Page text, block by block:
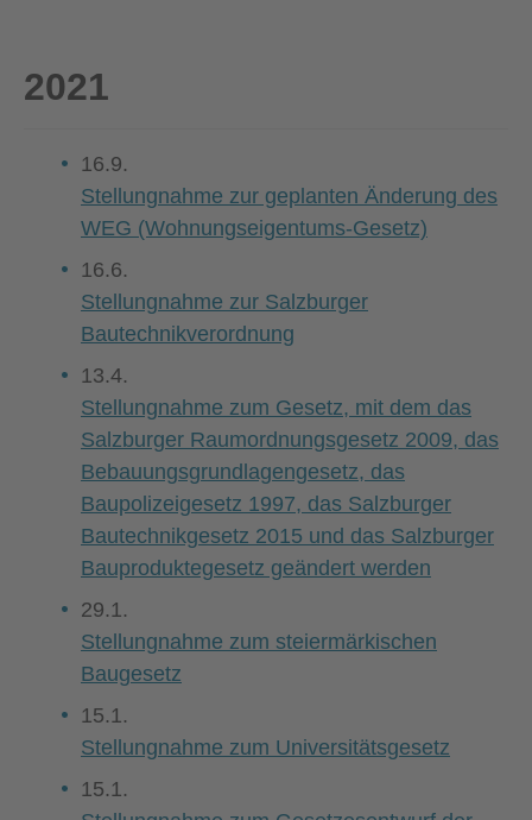
2021
16.9.
Stellungnahme zur geplanten Änderung des
WEG (Wohnungseigentums-Gesetz)
16.6.
Stellungnahme zur Salzburger
Bautechnikverordnung
13.4.
Stellungnahme zum Gesetz, mit dem das
Salzburger Raumordnungsgesetz 2009, das
Bebauungsgrundlagengesetz, das
Baupolizeigesetz 1997, das Salzburger
Bautechnikgesetz 2015 und das Salzburger
Bauproduktegesetz geändert werden
29.1.
Stellungnahme zum steiermärkischen
Baugesetz
15.1.
Stellungnahme zum Universitätsgesetz
15.1.